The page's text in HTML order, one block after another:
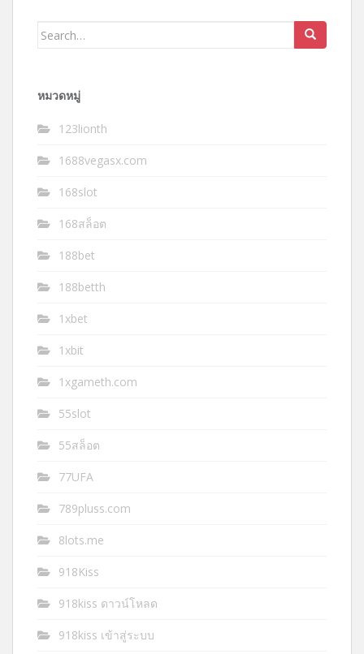
Search
หมวดหมู่
123lionth
1688vegasx.com
168slot
168สล็อต
188bet
188betth
1xbet
1xbit
1xgameth.com
55slot
55สล็อต
77UFA
789pluss.com
8lots.me
918Kiss
918kiss ดาวน์โหลด
918kiss เข้าสู่ระบบ